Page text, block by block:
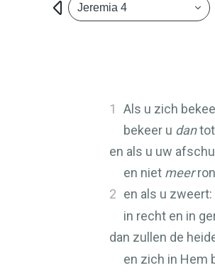
Jeremia 4
1 Als u zich
bekeer u dantot
en als u uw
en niet meer
2 en als u zweert:
in recht en in
dan zullen de
en zich in Hem